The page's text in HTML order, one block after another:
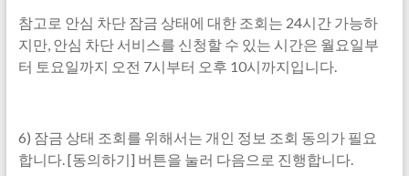
참고로 안심 차단 잠금 상태에 대한 조회는 24시간 가능하
지만, 안심 차단 서비스를 신청할 수 있는 시간은 월요일부
터 토요일까지 오전 7시부터 오후 10시까지입니다.
6) 잠금 상태 조회를 위해서는 개인 정보 조회 동의가 필요
합니다. [동의하기] 버튼을 눌러 다음으로 진행합니다.